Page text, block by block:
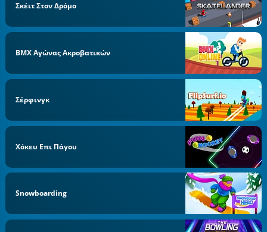
Σκέιτ Στον Δρόμο
BMX Αγώνας Ακροβατικών
Σέρφινγκ
Χόκευ Επι Πάγου
Snowboarding